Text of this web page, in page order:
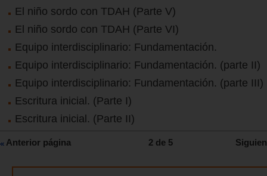
El niño sordo con TDAH (Parte V)
El niño sordo con TDAH (Parte VI)
Equipo interdisciplinario: Fundamentación.
Equipo interdisciplinario: Fundamentación. (parte II)
Equipo interdisciplinario: Fundamentación. (parte III)
Escritura inicial. (Parte I)
Escritura inicial. (Parte II)
Anterior página 2 de 5